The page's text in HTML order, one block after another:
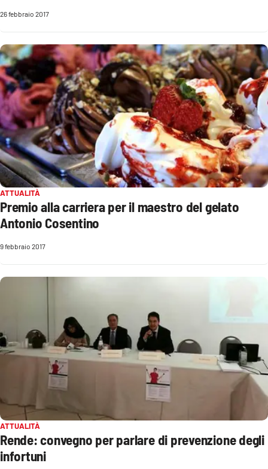
LaC TV
LaC Network
LaC OnAir
EDIZIONI
LOCALI
Catanzaro
Crotone
Vibo Valentia
Reggio Calabria
Lamezia Terme
PROGETTI
SPECIALI
Buona Sanità Calabria
LA
CALABRIAVISIONE
26 febbraio 2017
ATTUALITÀ
Premio alla carriera per il maestro del gelato
Antonio Cosentino
9 febbraio 2017
ATTUALITÀ
Rende: convegno per parlare di prevenzione degli
infortuni